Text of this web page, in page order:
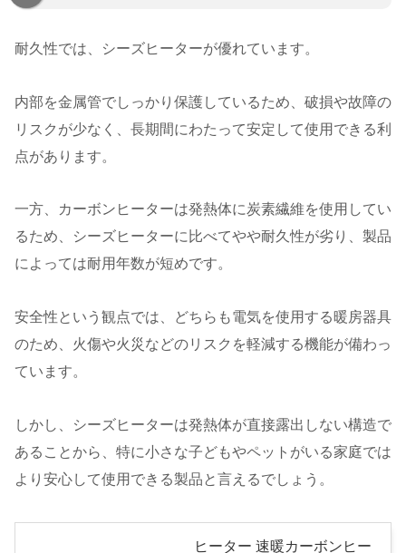
耐久性では、シーズヒーターが優れています。
内部を金属管でしっかり保護しているため、破損や故障の
リスクが少なく、長期間にわたって安定して使用できる利
点があります。
一方、カーボンヒーターは発熱体に炭素繊維を使用してい
るため、シーズヒーターに比べてやや耐久性が劣り、製品
によっては耐用年数が短めです。
安全性という観点では、どちらも電気を使用する暖房器具
のため、火傷や火災などのリスクを軽減する機能が備わっ
ています。
しかし、シーズヒーターは発熱体が直接露出しない構造で
あることから、特に小さな子どもやペットがいる家庭では
より安心して使用できる製品と言えるでしょう。
ヒーター 速暖カーボンヒー